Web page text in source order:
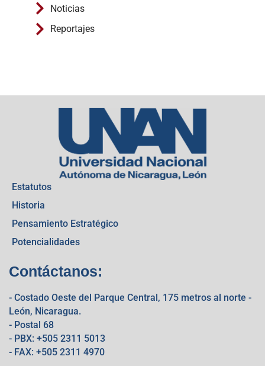
Noticias
Reportajes
Estatutos
Historia
Pensamiento Estratégico
Potencialidades
Contáctanos:
- Costado Oeste del Parque Central, 175 metros al norte -
León, Nicaragua.
- Postal 68
- PBX: +505 2311 5013
- FAX: +505 2311 4970